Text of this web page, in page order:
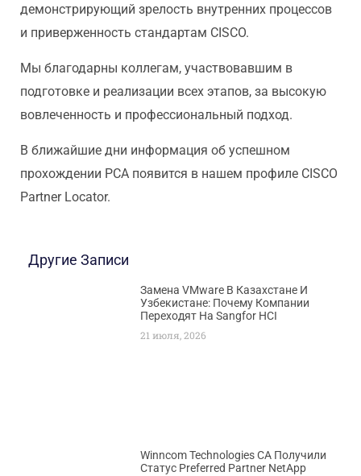
демонстрирующий зрелость внутренних процессов
и приверженность стандартам CISCO.
Мы благодарны коллегам, участвовавшим в
подготовке и реализации всех этапов, за высокую
вовлеченность и профессиональный подход.
В ближайшие дни информация об успешном
прохождении PCA появится в нашем профиле CISCO
Partner Locator.
Другие Записи
Замена VMware В Казахстане И
Узбекистане: Почему Компании
Переходят На Sangfor HCI
21 июля, 2026
Winncom Technologies CA Получили
Статус Preferred Partner NetApp